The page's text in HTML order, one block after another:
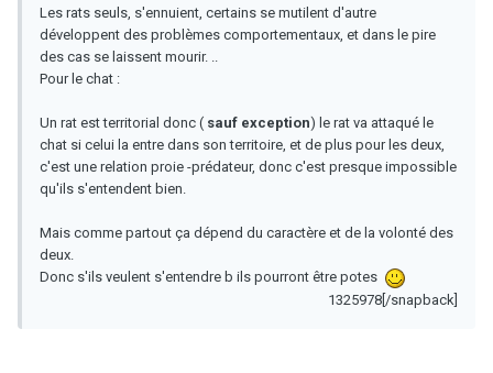
Les rats seuls, s'ennuient, certains se mutilent d'autre
développent des problèmes comportementaux, et dans le pire
des cas se laissent mourir. ..
Pour le chat :
Un rat est territorial donc ( sauf exception) le rat va attaqué le
chat si celui la entre dans son territoire, et de plus pour les deux,
c'est une relation proie -prédateur, donc c'est presque impossible
qu'ils s'entendent bien.
Mais comme partout ça dépend du caractère et de la volonté des
deux.
Donc s'ils veulent s'entendre b ils pourront être potes
1325978[/snapback]